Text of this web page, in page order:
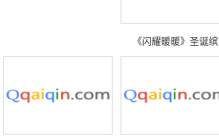
《闪耀暖暖》圣诞缤